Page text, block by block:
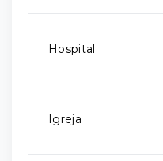
Hospital
Igreja